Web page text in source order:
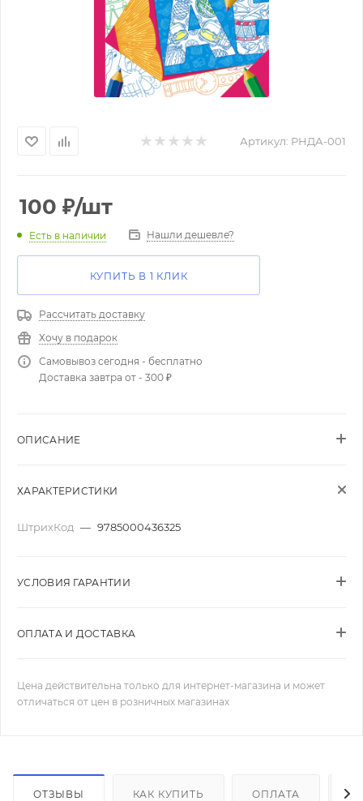
Артикул: РНДА-001
100 ₽/шт
Есть в наличии Нашли дешевле?
КУПИТЬ В 1 КЛИК
Рассчитать доставку
Хочу в подарок
Самовывоз сегодня - бесплатно
Доставка завтра от - 300 ₽
ОПИСАНИЕ
ХАРАКТЕРИСТИКИ
ШтрихКод — 9785000436325
УСЛОВИЯ ГАРАНТИИ
ОПЛАТА И ДОСТАВКА
Цена действительна только для интернет-магазина и может
отличаться от цен в розничных магазинах
ОТЗЫВЫ КАК КУПИТЬ ОПЛАТА